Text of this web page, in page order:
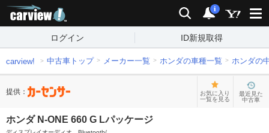
検索 通知
i
ログイン ID新規取得
carview! 中古車トップ メーカー一覧 ホンダの車種一覧 ホンダの
提供：
お気に入り
一覧を見る
最近見た
中古車
ホンダ N-ONE 660 G Lパッケージ